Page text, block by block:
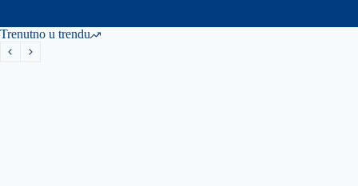
Trenutno u trendu